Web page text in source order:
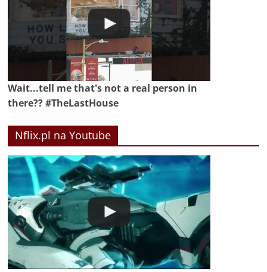
Wait...tell me that's not a real person in
there?? #TheLastHouse
Nflix.pl na Youtube